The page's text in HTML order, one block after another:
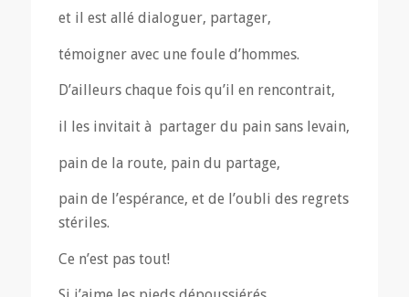
et il est allé dialoguer, partager,
témoigner avec une foule d’hommes.
D’ailleurs chaque fois qu’il en rencontrait,
il les invitait à partager du pain sans levain,
pain de la route, pain du partage,
pain de l’espérance, et de l’oubli des regrets
stériles.
Ce n’est pas tout!